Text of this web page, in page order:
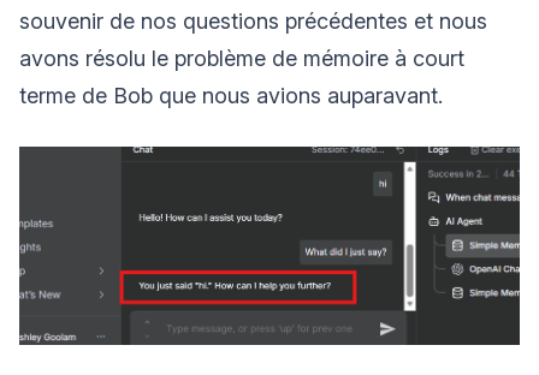
souvenir de nos questions précédentes et nous
avons résolu le problème de mémoire à court
terme de Bob que nous avions auparavant.